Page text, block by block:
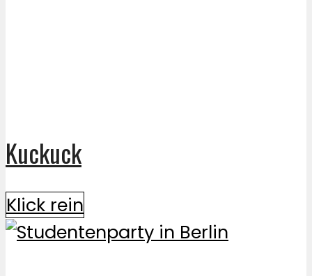
Kuckuck
Klick rein